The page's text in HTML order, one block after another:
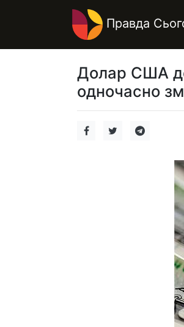
Правда
Долар США
одночасно